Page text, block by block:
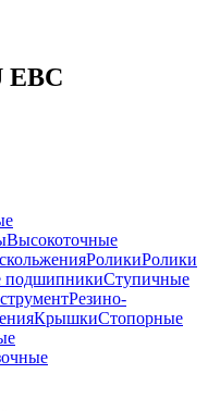
EBC
Высокоточные
РоликиРолики
подшипникиСтупичные
Резино-
КрышкиСтопорные